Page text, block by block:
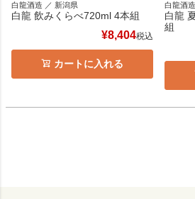
白龍酒造 ／ 新潟県
白龍 飲みくらべ720ml 4本組
¥8,404税込
カートに入れる
白龍酒
白龍
組